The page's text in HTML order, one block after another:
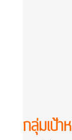
กลุ่มเป้า